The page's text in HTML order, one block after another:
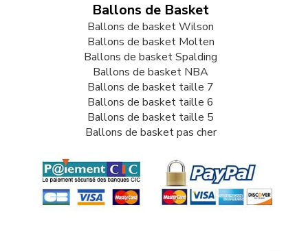
Ballons de Basket
Ballons de basket Wilson
Ballons de basket Molten
Ballons de basket Spalding
Ballons de basket NBA
Ballons de basket taille 7
Ballons de basket taille 6
Ballons de basket taille 5
Ballons de basket pas cher